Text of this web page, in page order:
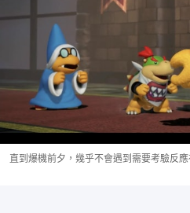
直到爆機前夕，幾乎不會遇到需要考驗反